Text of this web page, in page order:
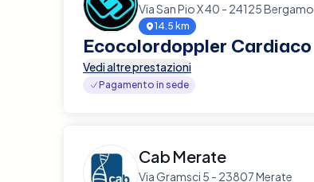
Via San Pio X 40 - 24125 Bergamo
14.5 km
Ecocolordoppler Cardiaco
Vedi altre prestazioni
Pagamento in sede
Cab Merate
Via Gramsci 5 - 23807 Merate